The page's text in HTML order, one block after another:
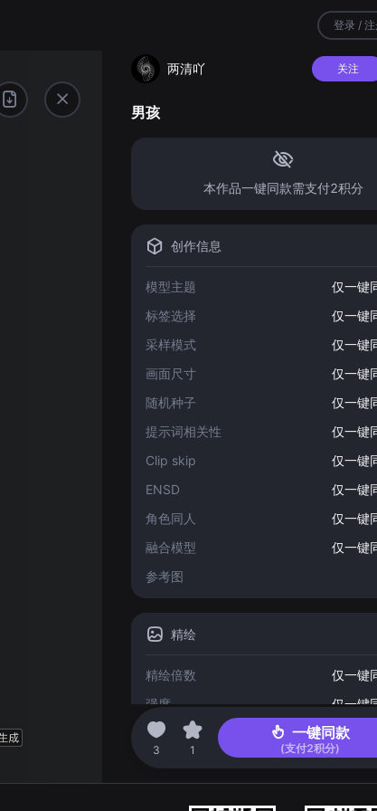
登录 /
两清吖 关注
男孩
本作品一键同款需支付2积分
创作信息
模型主题
仅一键
标签选择
仅一键
采样模式
仅一键
画面尺寸
仅一键
随机种子
仅一键
提示词相关性
仅一键
Clip skip
仅一键
ENSD
仅一键
角色同人
仅一键
融合模型
仅一键
参考图
精绘
精绘倍数
仅一键
强度
仅一键
2023-05-15 13:51
3 1
一键同款
(支付2积分)